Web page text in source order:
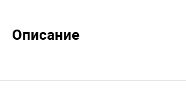
Описание